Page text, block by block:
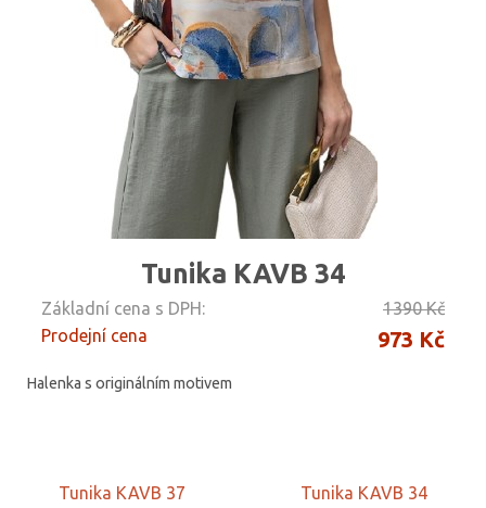
Tunika KAVB 34
Základní cena s DPH:
1390 Kč
Prodejní cena
973 Kč
Halenka s originálním motivem
Tunika KAVB 34
Tunika KAVB 37